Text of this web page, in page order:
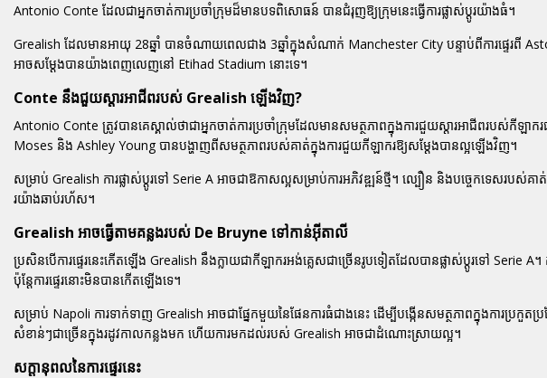
Antonio Conte ដែលជាអ្នកចាត់ការប្រចាំក្រុមដ៏មានបទពិសោធន៍ បានជំរុញឱ្យក្រុមនេះធ្វើការផ្លាស់ប្ដូរយ៉ាងធំ។
Grealish ដែលមានអាយុ 28ឆ្នាំ បានចំណាយពេលជាង 3ឆ្នាំក្នុងសំណាក់ Manchester City បន្ទាប់ពីការផ្ទេរពី
អាចសម្ដែងបានយ៉ាងពេញលេញនៅ Etihad Stadium នោះទេ។
Conte នឹងជួយស្ដារអាជីពរបស់ Grealish ឡើងវិញ?
Antonio Conte ត្រូវបានគេស្គាល់ថាជាអ្នកចាត់ការប្រចាំក្រុមដែលមានសមត្ថភាពក្នុងការជួយស្ដារអាជីពរបស់កីឡ
Moses និង Ashley Young បានបង្ហាញពីសមត្ថភាពរបស់គាត់ក្នុងការជួយកីឡាករឱ្យសម្ដែងបានល្អឡើងវិញ។
សម្រាប់ Grealish ការផ្លាស់ប្ដូរទៅ Serie A អាចជាឱកាសល្អសម្រាប់ការអភិវឌ្ឍន៍ថ្មី។ ល្បឿន និងបច្ចេកទេសរប
រយ៉ាងឆាប់រហ័ស។
Grealish អាចធ្វើតាមគន្លងរបស់ De Bruyne ទៅកាន់អ៊ីតាលី
ប្រសិនបើការផ្ទេរនេះកើតឡើង Grealish នឹងក្លាយជាកីឡាករអង់គ្លេសជាច្រើនរូបទៀតដែលបានផ្លាស់ប្ដូរទៅ Serie
ប៉ុន្តែការផ្ទេរនោះមិនបានកើតឡើងទេ។
សម្រាប់ Napoli ការទាក់ទាញ Grealish អាចជាផ្នែកមួយនៃផែនការធំជាងនេះ ដើម្បីបង្កើនសមត្ថភាពក្នុងការប្រ
សំខាន់ៗជាច្រើនក្នុងរដូវកាលកន្លងមក ហើយការមកដល់របស់ Grealish អាចជាដំណោះស្រាយល្អ។
សក្ដានុពលនៃការផ្ទេរនេះ